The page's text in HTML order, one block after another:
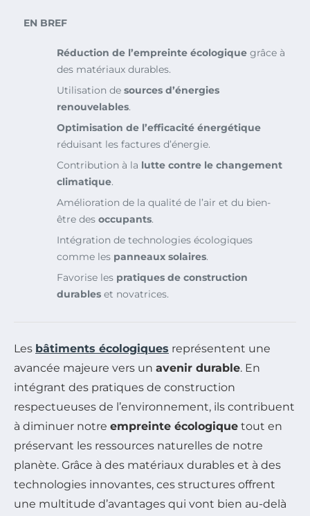
EN BREF
Réduction de l’empreinte écologique grâce à
des matériaux durables.
Utilisation de sources d’énergies
renouvelables.
Optimisation de l’efficacité énergétique
réduisant les factures d’énergie.
Contribution à la lutte contre le changement
climatique.
Amélioration de la qualité de l’air et du bien-
être des occupants.
Intégration de technologies écologiques
comme les panneaux solaires.
Favorise les pratiques de construction
durables et novatrices.
Les bâtiments écologiques représentent une
avancée majeure vers un avenir durable. En
intégrant des pratiques de construction
respectueuses de l’environnement, ils contribuent
à diminuer notre empreinte écologique tout en
préservant les ressources naturelles de notre
planète. Grâce à des matériaux durables et à des
technologies innovantes, ces structures offrent
une multitude d’avantages qui vont bien au-delà